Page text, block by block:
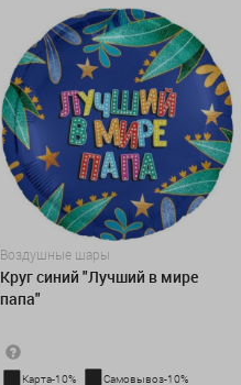
Воздушные шары
Круг синий "Лучший в мире
папа"
Карта-10% Самовывоз-10%